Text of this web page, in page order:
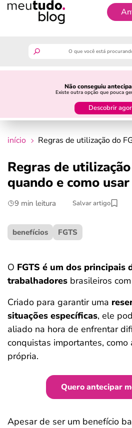
Não conseguiu
Existe outra opção que pouca
Descobrir
Antecipar
guia do trabalhador
crédito fácil
últimas notícias
ferramentas
início Regras de utilização do
Regras de
quando e como
9 min leitura Salvar artigo
benefícios FGTS
O FGTS é um dos principais
trabalhadores brasileiros
Criado para garantir uma
situações específicas, ele
aliado na hora de enfrentar
conquistas importantes, como
própria.
Quero antecipar
Apesar de ser um benefício